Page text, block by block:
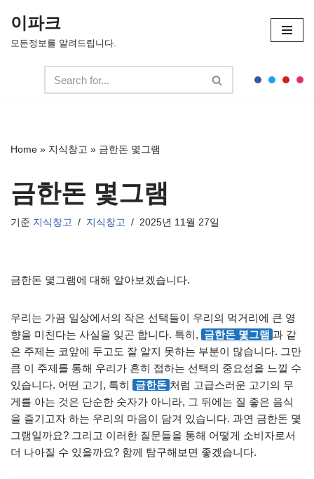
콘
기
이파크
모든정보를 알려드립니다.
Home » 지식창고 » 금한돈 몇그램
금한돈 몇그램
기준 지식창고 지식창고 2025년 11월 27일
금한돈 몇그램에 대해 알아보겠습니다.
우리는 가끔 일상에서의 작은 선택들이 우리의 먹거리에 큰 영
향을 미친다는 사실을 잊곤 합니다. 특히, 금한돈 몇그램 과 같
은 주제는 코앞에 두고도 잘 알지 못하는 부분이 많습니다. 그만
큼 이 주제를 통해 우리가 흔히 접하는 선택의 중요성을 느낄 수
있습니다. 어떤 고기, 특히
금한돈 처럼 고급스러운 고기의 무
게를 아는 것은 단순한 숫자가 아니라, 그 뒤에는 질 좋은 음식
을 즐기고자 하는 우리의 마음이 담겨 있습니다. 과연 금한돈 몇
그램일까요? 그리고 이러한 질문들을 통해 어떻게 소비자로서
더 나아질 수 있을까요? 함께 탐구해보면 좋겠습니다.